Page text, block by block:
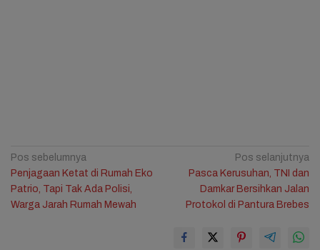
Navigasi
pos
Pos sebelumnya
Penjagaan Ketat di Rumah Eko
Patrio, Tapi Tak Ada Polisi,
Warga Jarah Rumah Mewah
Pos selanjutnya
Pasca Kerusuhan, TNI dan
Damkar Bersihkan Jalan
Protokol di Pantura Brebes